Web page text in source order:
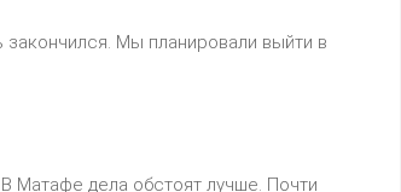
Мы планировали выйти в
Матафе дела обстоят лучше. Почти